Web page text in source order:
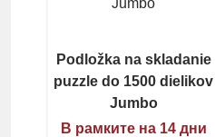
Podložka na skladanie
puzzle do 1500 dielikov
Jumbo
В рамките на 14 дни